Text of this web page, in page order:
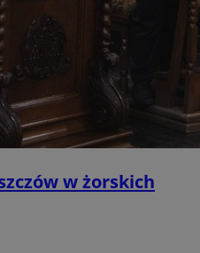
w żorskich